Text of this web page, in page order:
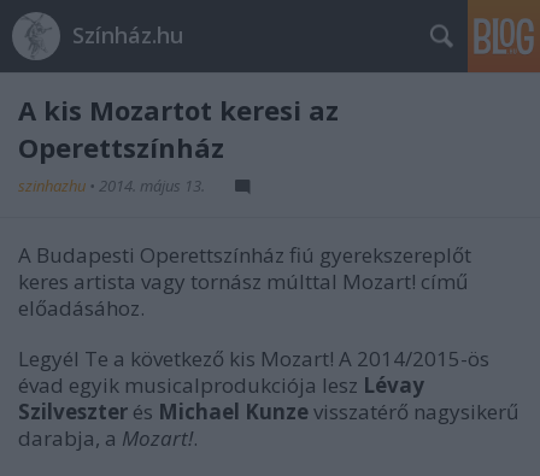
Színház.hu
A kis Mozartot keresi az
Operettszínház
szinhazhu • 2014. május 13.
A Budapesti Operettszínház fiú gyerekszereplőt
keres artista vagy tornász múlttal Mozart! című
előadásához.
Legyél Te a következő kis Mozart! A 2014/2015-ös
évad egyik musicalprodukciója lesz Lévay
Szilveszter és Michael Kunzevisszatérő nagysikerű
darabja, a Mozart!.